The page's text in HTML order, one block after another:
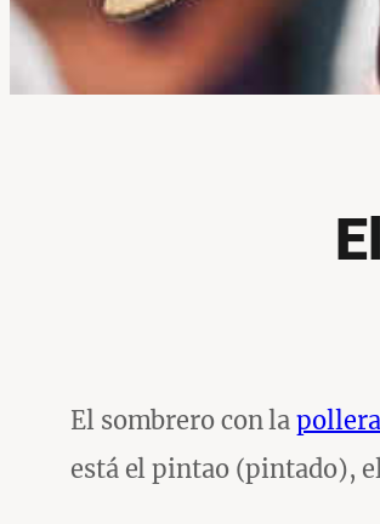
El sombrero con la
está el pintao (pintado),